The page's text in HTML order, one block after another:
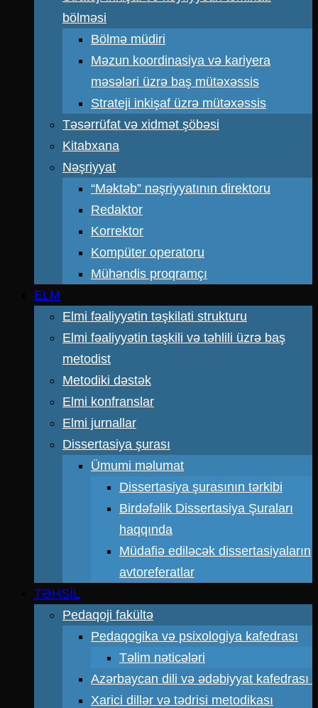
bölməsi
Bölmə müdiri
Məzun koordinasiya və kariyera
məsələri üzrə baş mütəxəssis
Strateji inkişaf üzrə mütəxəssis
Təsərrüfat və xidmət şöbəsi
Kitabxana
Nəşriyyat
“Məktəb” nəşriyyatının direktoru
Redaktor
Korrektor
Kompüter operatoru
Mühəndis proqramçı
ELM
Elmi fəaliyyətin təşkilati strukturu
Elmi fəaliyyətin təşkili və təhlili üzrə baş
metodist
Metodiki dəstək
Elmi konfranslar
Elmi jurnallar
Dissertasiya şurası
Ümumi məlumat
Dissertasiya şurasının tərkibi
Birdəfəlik Dissertasiya Şuraları
haqqında
Müdafiə ediləcək dissertasiyaların
avtoreferatlar
TƏHSİL
Pedaqoji fakültə
Pedaqogika və psixologiya kafedrası
Təlim nəticələri
Azərbaycan dili və ədəbiyyat kafedrası
Xarici dillər və tədrisi metodikası